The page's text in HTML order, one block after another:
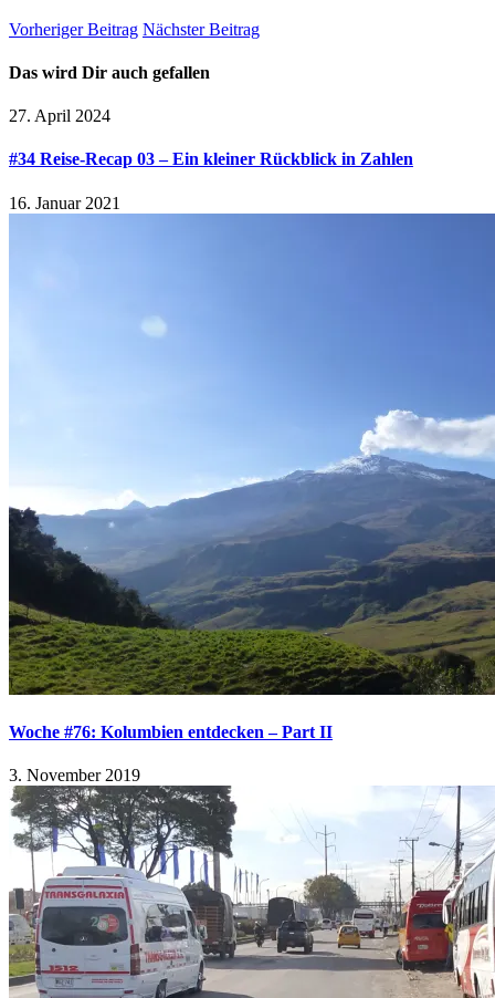
Vorheriger Beitrag Nächster Beitrag
Das wird Dir auch gefallen
27. April 2024
#34 Reise-Recap 03 – Ein kleiner Rückblick in Zahlen
16. Januar 2021
Woche #76: Kolumbien entdecken – Part II
3. November 2019